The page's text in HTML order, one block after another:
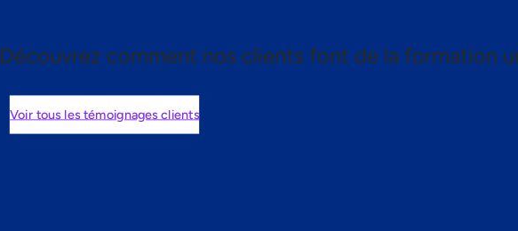
Découvrez comment nos clients font de la formation
Voir tous les témoignages clients